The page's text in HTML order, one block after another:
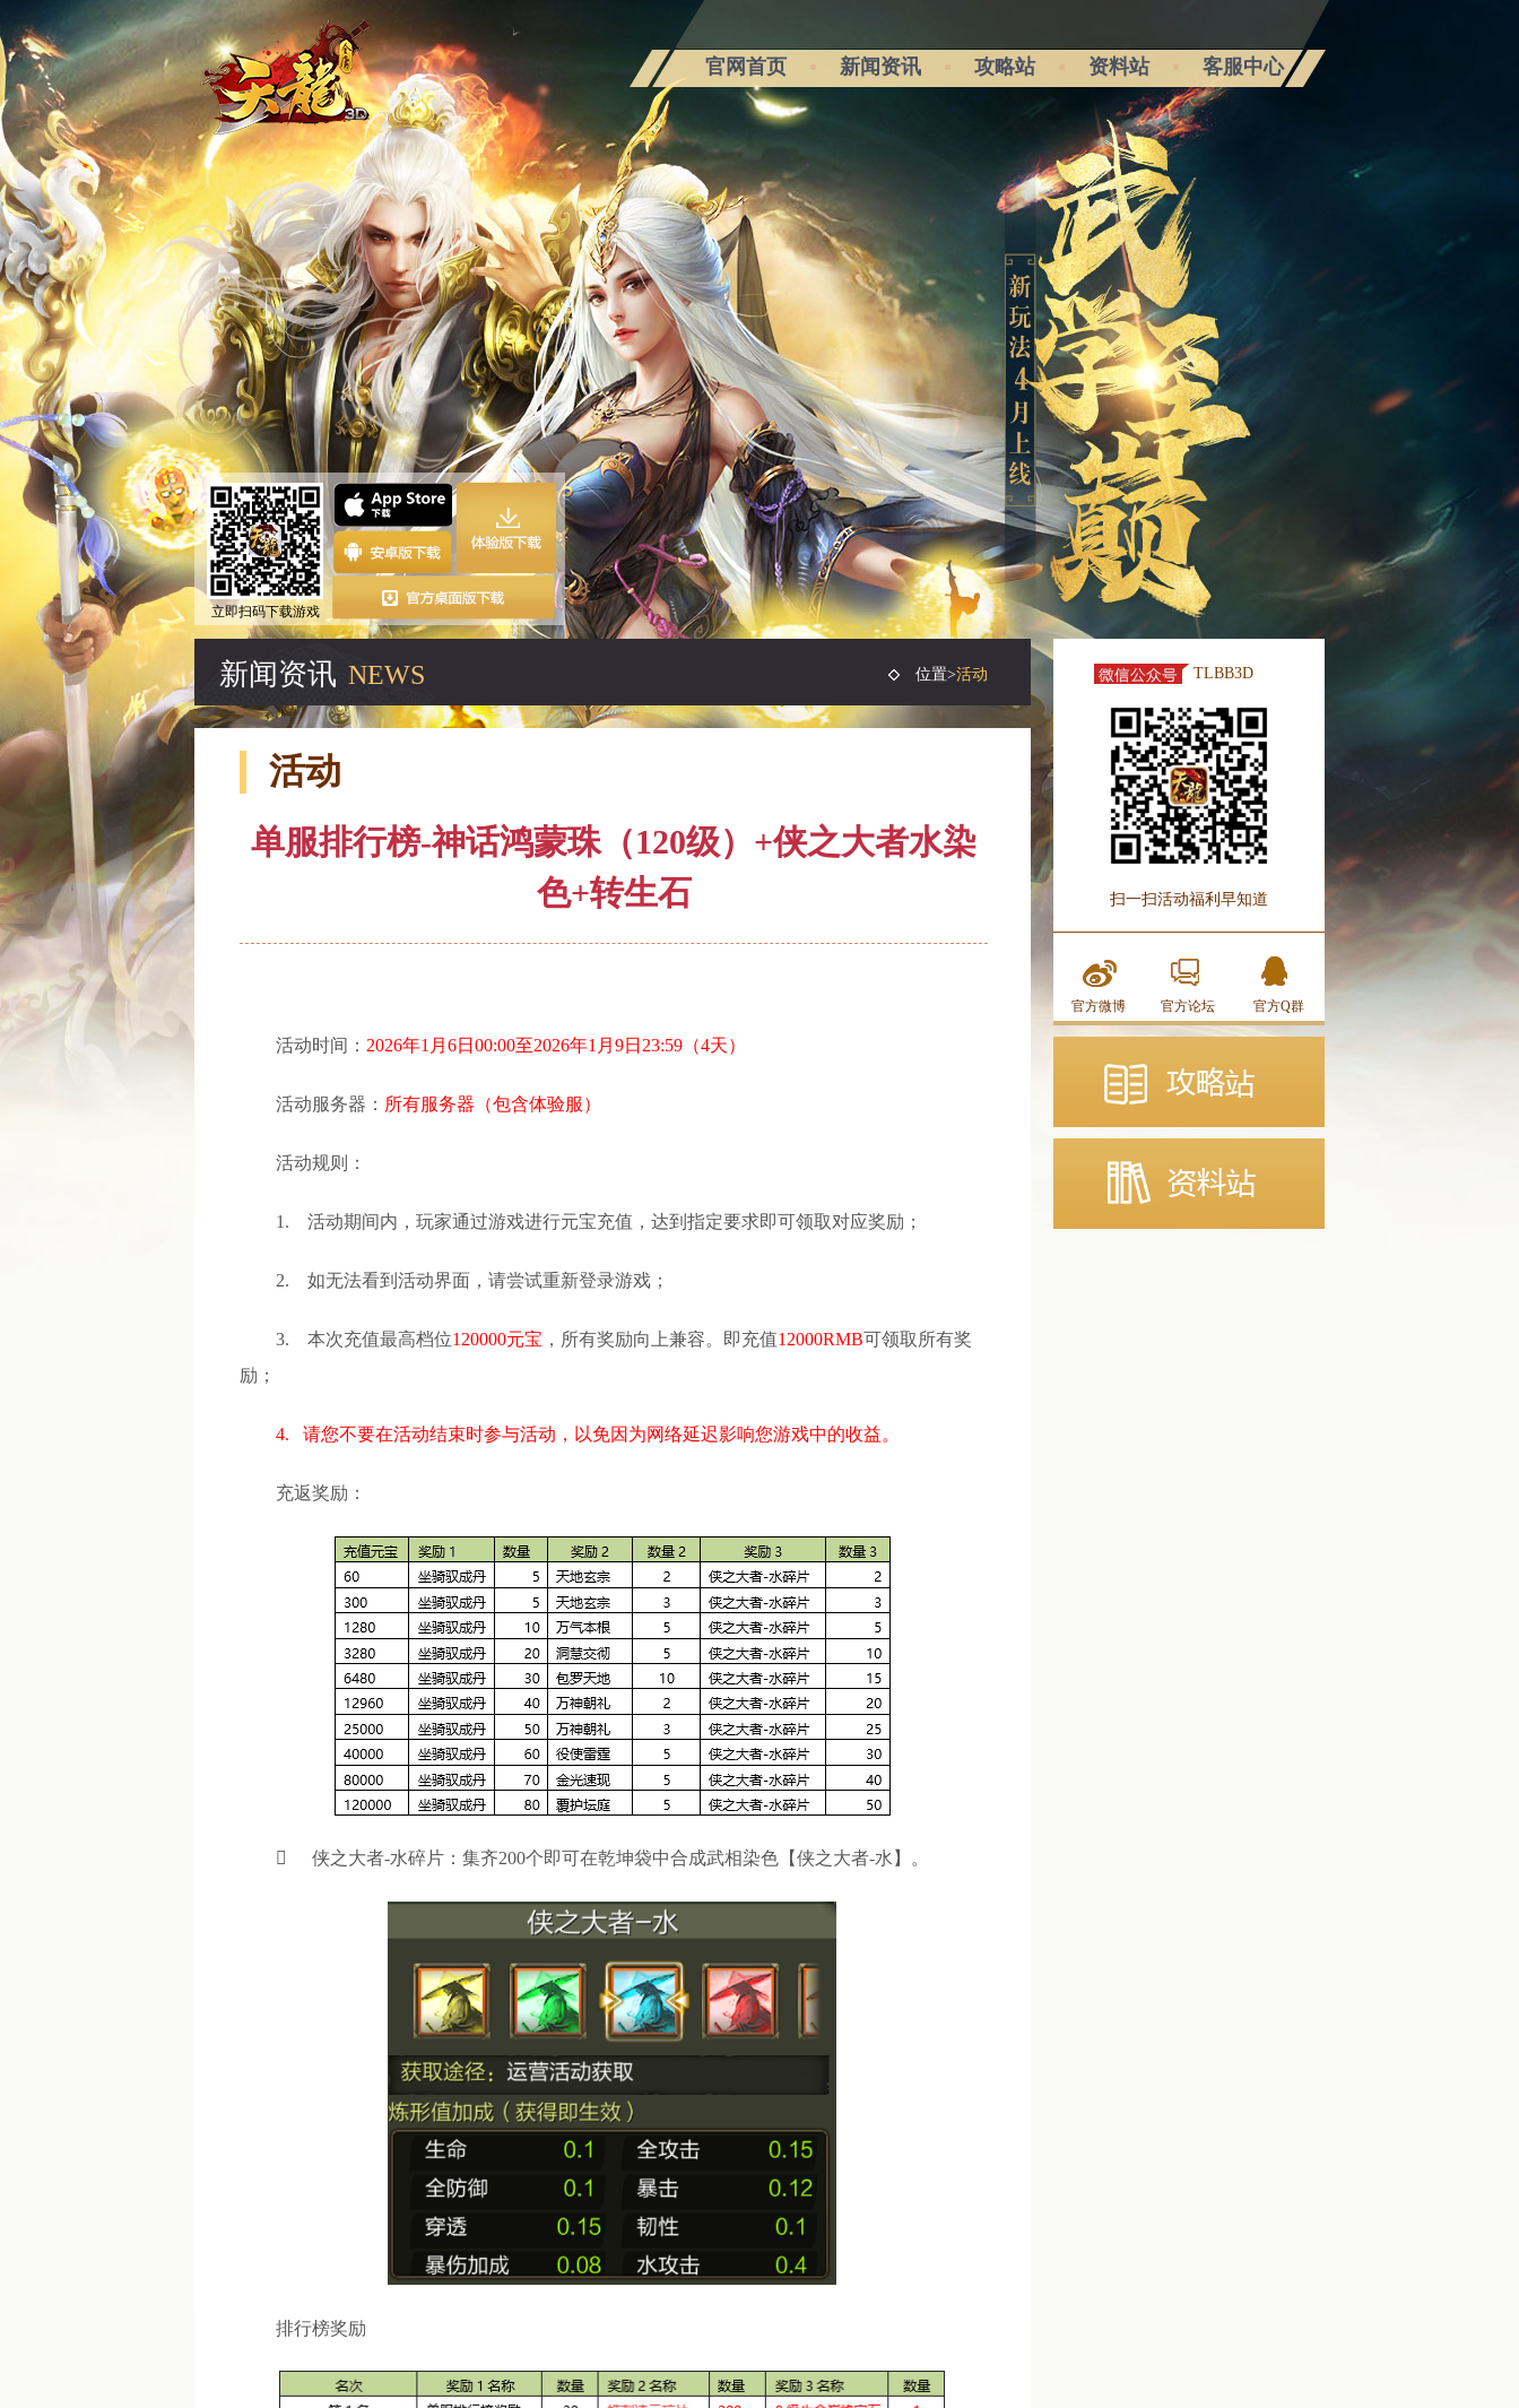
官网首页 新闻资讯 攻略站 资料站 客服中心
立即扫码下载游戏
新闻资讯 NEWS 位置>活动
活动
单服排行榜-神话鸿蒙珠（120级）+侠之大者水染
色+转生石
活动时间： 2026年1月6日00:00至2026年1月9日23:59（4天）
活动服务器： 所有服务器（包含体验服）
活动规则：
1. 活动期间内，玩家通过游戏进行元宝充值，达到指定要求即可领取对应奖励；
2. 如无法看到活动界面，请尝试重新登录游戏；
3. 本次充值最高档位120000元宝 ，所有奖励向上兼容。即充值12000RMB可领取所有奖
励；
4. 请您不要在活动结束时参与活动，以免因为网络延迟影响您游戏中的收益。
充返奖励：
 侠之大者-水碎片：集齐200个即可在乾坤袋中合成武相染色【侠之大者-水】。
排行榜奖励
TLBB3D
扫一扫活动福利早知道
官方微博 官方论坛 官方Q群